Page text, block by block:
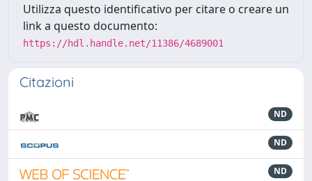
Utilizza questo identificativo per citare o creare un
link a questo documento:
https://hdl.handle.net/11386/4689001
Citazioni
ND
ND
ND